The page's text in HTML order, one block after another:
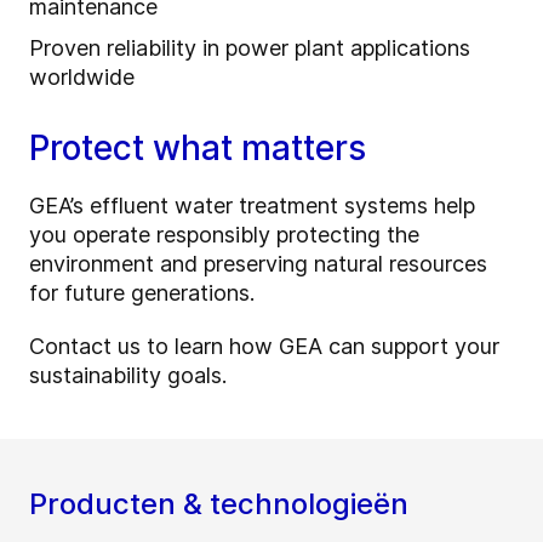
maintenance
Proven reliability in power plant applications
worldwide
Protect what matters
GEA’s effluent water treatment systems help
you operate responsibly protecting the
environment and preserving natural resources
for future generations.
Contact us to learn how GEA can support your
sustainability goals.
Producten & technologieën